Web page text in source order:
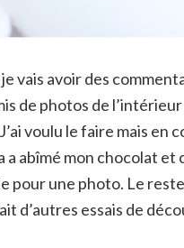
je vais avoir des
de photos de
voulu le faire mais en
a abîmé mon chocolat et
pour une photo. Le
d’autres essais de